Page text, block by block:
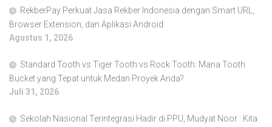
RekberPay Perkuat Jasa Rekber Indonesia dengan Smart URL,
Browser Extension, dan Aplikasi Android
Agustus 1, 2026
Standard Tooth vs Tiger Tooth vs Rock Tooth: Mana Tooth
Bucket yang Tepat untuk Medan Proyek Anda?
Juli 31, 2026
Sekolah Nasional Terintegrasi Hadir di PPU, Mudyat Noor : Kita